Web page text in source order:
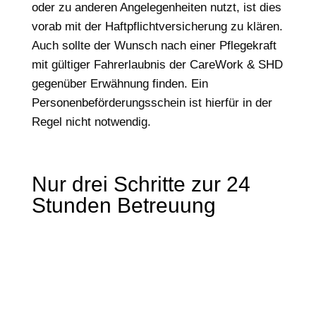
oder zu anderen Angelegenheiten nutzt, ist dies
vorab mit der Haftpflichtversicherung zu klären.
Auch sollte der Wunsch nach einer Pflegekraft
mit gültiger Fahrerlaubnis der CareWork & SHD
gegenüber Erwähnung finden. Ein
Personenbeförderungsschein ist hierfür in der
Regel nicht notwendig.
Nur drei Schritte zur 24
Stunden Betreuung